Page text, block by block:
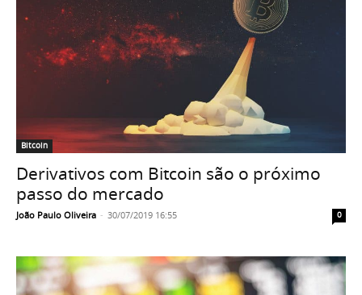
Bitcoin
Derivativos com Bitcoin são o próximo
passo do mercado
João Paulo Oliveira - 30/07/2019 16:55 0